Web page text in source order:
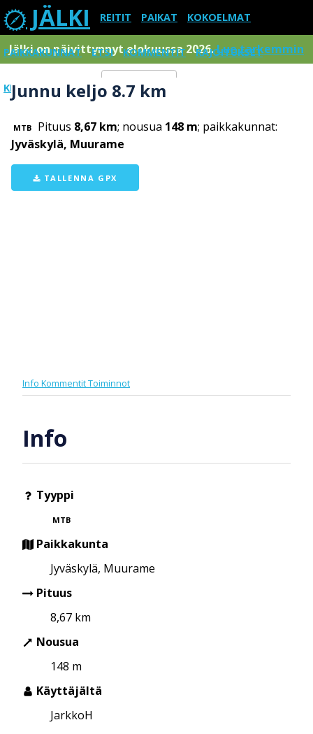
JÄLKI REITIT PAIKAT KOKOELMAT
PAIKKAKUNNAT ETSI KOMMENTIT RAJOITUKSET
KIRJAUDU SISÄÄN Menu
Jälki on päivittynnyt elokuussa 2026.Lue tarkemmin
Junnu keljo 8.7 km
MTB Pituus 8,67 km; nousua 148 m; paikkakunnat:
Jyväskylä, Muurame
TALLENNA GPX
Info KommentitToiminnot
Info
Tyyppi
MTB
Paikkakunta
Jyväskylä, Muurame
Pituus
8,67 km
Nousua
148 m
Käyttäjältä
JarkkoH